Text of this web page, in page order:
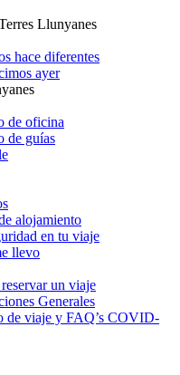
Llunyanes
hace diferentes
ayer
de oficina
de guías
alojamiento
en tu viaje
llevo
un viaje
Generales
de viaje y FAQ’s COVID-